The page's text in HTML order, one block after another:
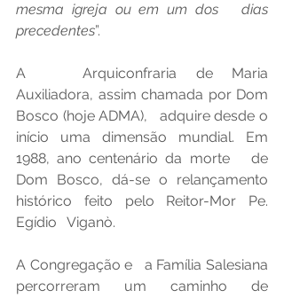
mesma igreja ou em um dos   dias
precedentes”.
A   Arquiconfraria de Maria
Auxiliadora, assim chamada por Dom
Bosco (hoje ADMA),   adquire desde o
início uma dimensão mundial. Em
1988, ano centenário da morte   de
Dom Bosco, dá-se o relançamento
histórico feito pelo Reitor-Mor Pe.
Egídio   Viganò.
A Congregação e   a Família Salesiana
percorreram um caminho de